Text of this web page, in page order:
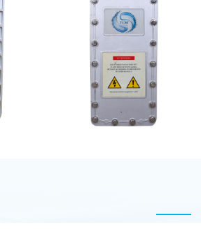
备 MK-TC500 EDI模块